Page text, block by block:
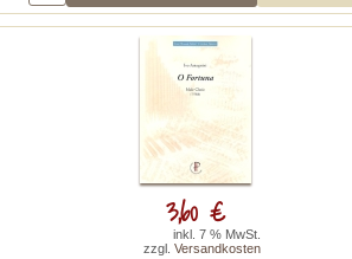
3,60 €
inkl. 7 % MwSt.
zzgl. Versandkosten